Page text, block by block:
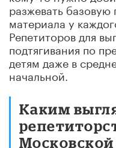
разжевать
материала у
Репетиторов для
подтягивания по
детям даже в
начальной.
Каким
Московской